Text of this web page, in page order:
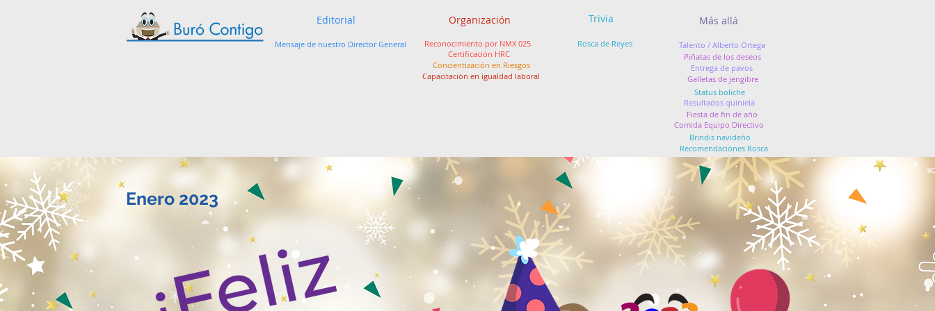
Editorial
Mensaje de nuestro Director General
Organización
Reconocimiento por NMX 025
Trivia
Rosca de Reyes
Certificación HRC
Concientización en Riesgos
Capacitación en igualdad laboral
Más allá
Talento / Alberto Ortega
Piñatas de los deseos
Entrega de pavos
Galletas de jengibre
Status boliche
Resultados quiniela
Fiesta de fin de año
Comida Equipo Directivo
Brindis navideño
Recomendaciones Rosca
Enero 2023